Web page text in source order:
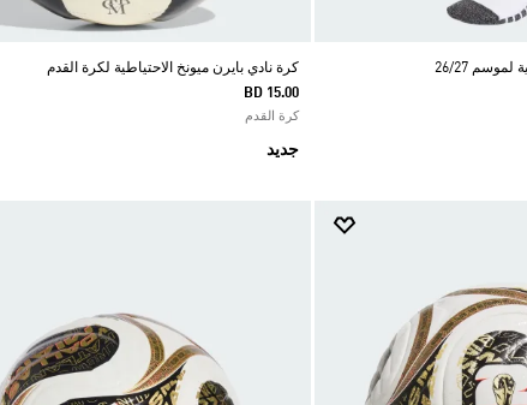
26/27
كرة نادي بايرن ميونخ الاحتياطية لكرة القدم
BD 15.00
كرة القدم
جديد